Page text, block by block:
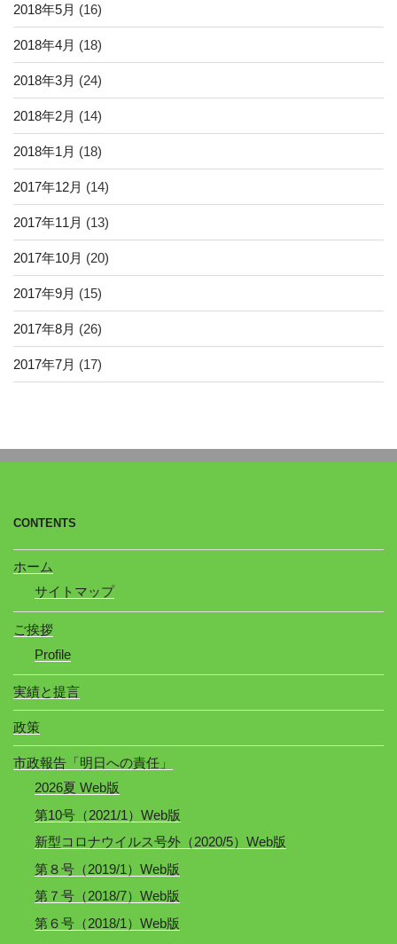
2018年5月 (16)
2018年4月 (18)
2018年3月 (24)
2018年2月 (14)
2018年1月 (18)
2017年12月 (14)
2017年11月 (13)
2017年10月 (20)
2017年9月 (15)
2017年8月 (26)
2017年7月 (17)
CONTENTS
ホーム
サイトマップ
ご挨拶
Profile
実績と提言
政策
市政報告「明日への責任」
2026夏 Web版
第10号（2021/1）Web版
新型コロナウイルス号外（2020/5）Web版
第８号（2019/1）Web版
第７号（2018/7）Web版
第６号（2018/1）Web版